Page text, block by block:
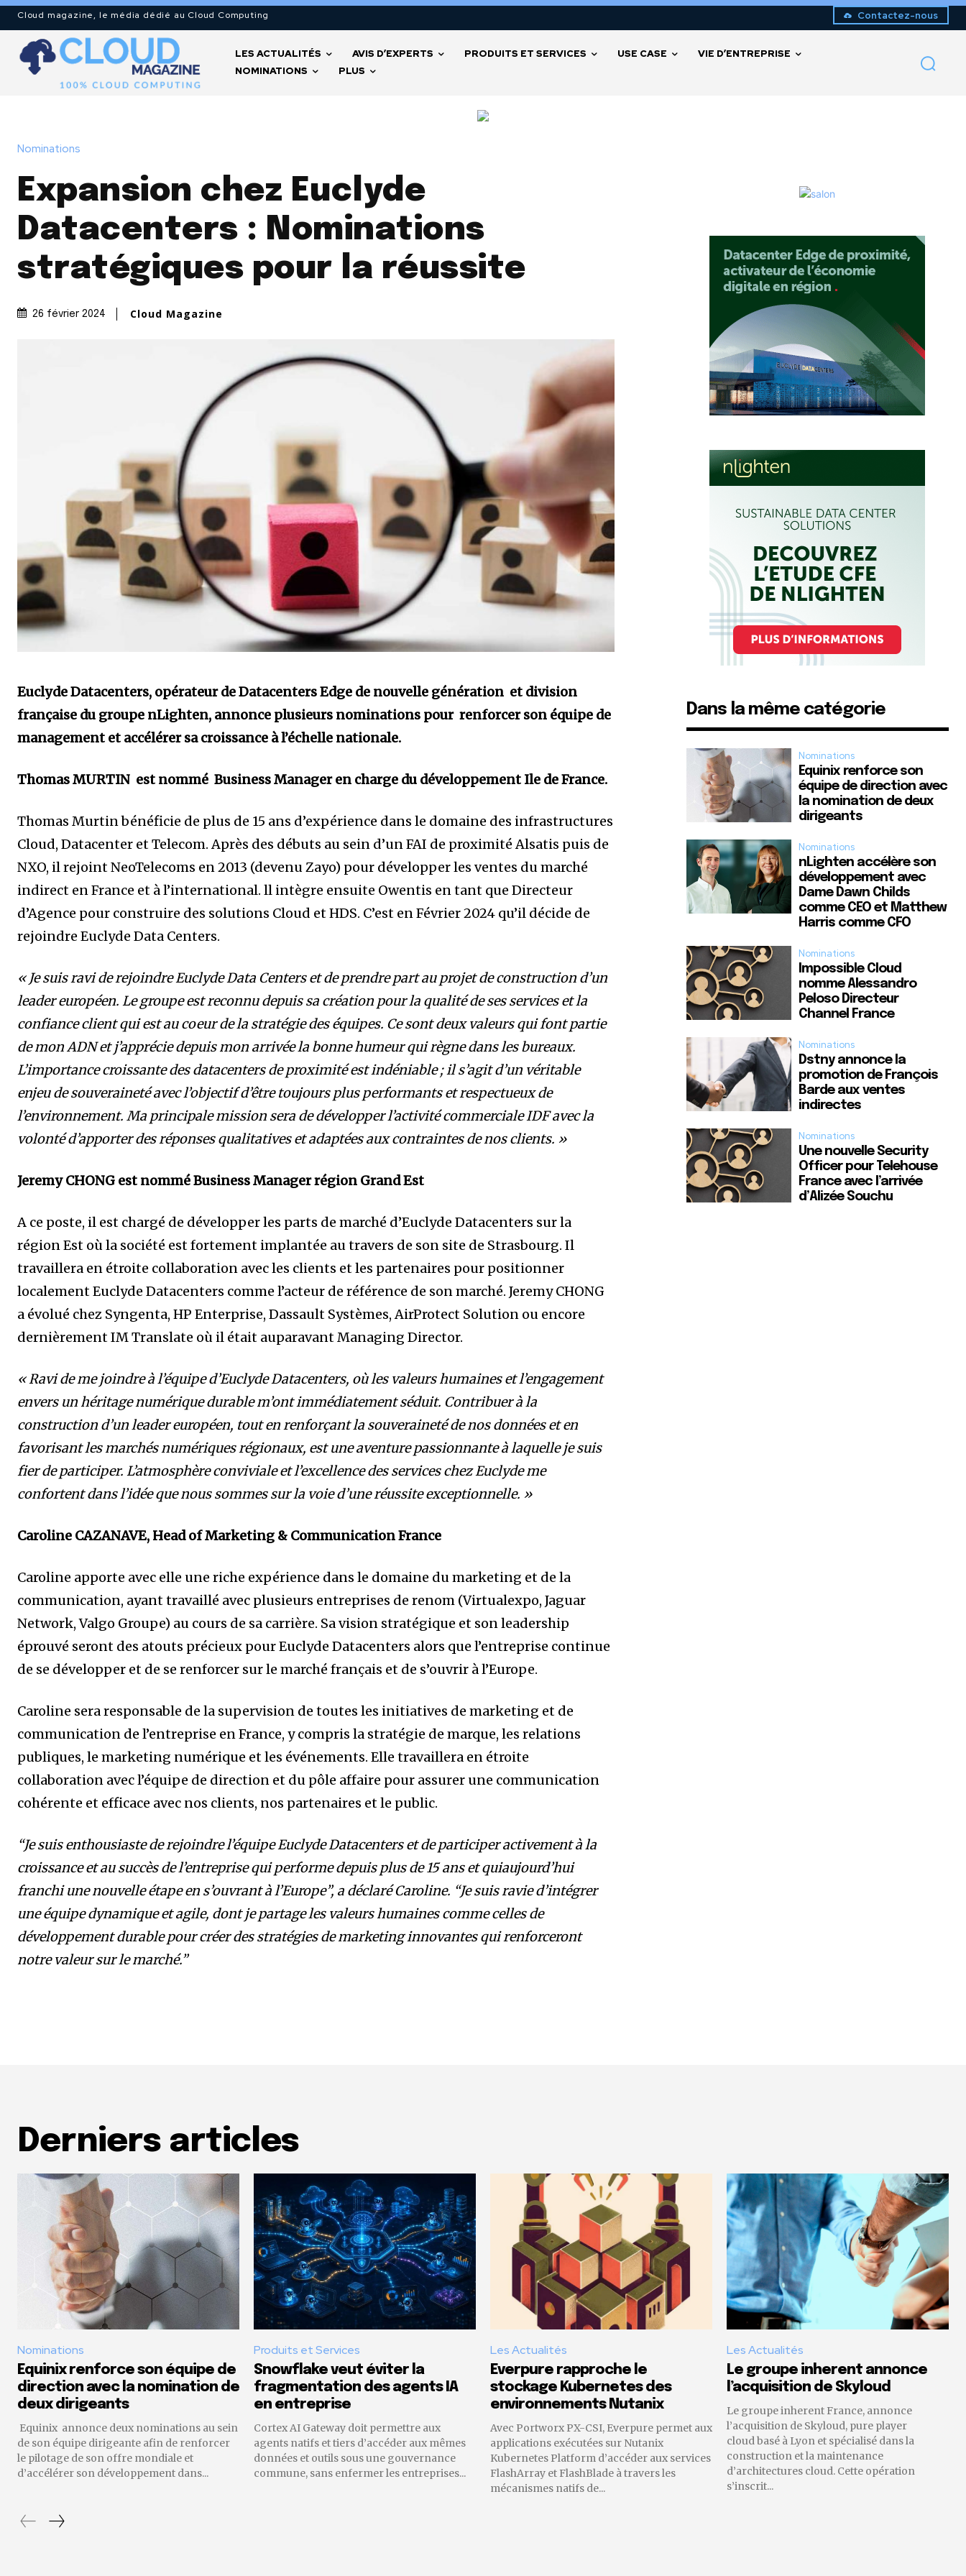
Cloud magazine, le média dédié au Cloud Computing Contactez-nous
LES ACTUALITÉS AVIS D’EXPERTS PRODUITS ET SERVICES USE CASE
VIE D’ENTREPRISE
NOMINATIONS
PLUS
Nominations
Expansion chez Euclyde
Datacenters : Nominations
stratégiques pour la réussite
26 février 2024 Cloud Magazine
Euclyde Datacenters, opérateur de Datacenters Edge de nouvelle génération et division
française du groupe nLighten, annonce plusieurs nominations pour renforcer son équipe de
management et accélérer sa croissance à l’échelle nationale.
Thomas MURTIN est nommé Business Manager en charge du développement Ile de France.
Thomas Murtin bénéficie de plus de 15 ans d’expérience dans le domaine des infrastructures
Cloud, Datacenter et Telecom. Après des débuts au sein d’un FAI de proximité Alsatis puis de
NXO, il rejoint NeoTelecoms en 2013 (devenu Zayo) pour développer les ventes du marché
indirect en France et à l’international. ll intègre ensuite Owentis en tant que Directeur
d’Agence pour construire des solutions Cloud et HDS. C’est en Février 2024 qu’il décide de
rejoindre Euclyde Data Centers.
« Je suis ravi de rejoindre Euclyde Data Centers et de prendre part au projet de construction d’un
leader européen. Le groupe est reconnu depuis sa création pour la qualité de ses services et la
confiance client qui est au coeur de la stratégie des équipes. Ce sont deux valeurs qui font partie
de mon ADN et j’apprécie depuis mon arrivée la bonne humeur qui règne dans les bureaux.
L’importance croissante des datacenters de proximité est indéniable ; il s’agit d’un véritable
enjeu de souveraineté avec l’objectif d’être toujours plus performants et respectueux de
l’environnement. Ma principale mission sera de développer l’activité commerciale IDF avec la
volonté d’apporter des réponses qualitatives et adaptées aux contraintes de nos clients. »
Jeremy CHONG est nommé Business Manager région Grand Est
A ce poste, il est chargé de développer les parts de marché d’Euclyde Datacenters sur la
région Est où la société est fortement implantée au travers de son site de Strasbourg. Il
travaillera en étroite collaboration avec les clients et les partenaires pour positionner
localement Euclyde Datacenters comme l’acteur de référence de son marché. Jeremy CHONG
a évolué chez Syngenta, HP Enterprise, Dassault Systèmes, AirProtect Solution ou encore
dernièrement IM Translate où il était auparavant Managing Director.
« Ravi de me joindre à l’équipe d’Euclyde Datacenters, où les valeurs humaines et l’engagement
envers un héritage numérique durable m’ont immédiatement séduit. Contribuer à la
construction d’un leader européen, tout en renforçant la souveraineté de nos données et en
favorisant les marchés numériques régionaux, est une aventure passionnante à laquelle je suis
fier de participer. L’atmosphère conviviale et l’excellence des services chez Euclyde me
confortent dans l’idée que nous sommes sur la voie d’une réussite exceptionnelle. »
Caroline CAZANAVE, Head of Marketing & Communication France
Caroline apporte avec elle une riche expérience dans le domaine du marketing et de la
communication, ayant travaillé avec plusieurs entreprises de renom (Virtualexpo, Jaguar
Network, Valgo Groupe) au cours de sa carrière. Sa vision stratégique et son leadership
éprouvé seront des atouts précieux pour Euclyde Datacenters alors que l’entreprise continue
de se développer et de se renforcer sur le marché français et de s’ouvrir à l’Europe.
Caroline sera responsable de la supervision de toutes les initiatives de marketing et de
communication de l’entreprise en France, y compris la stratégie de marque, les relations
publiques, le marketing numérique et les événements. Elle travaillera en étroite
collaboration avec l’équipe de direction et du pôle affaire pour assurer une communication
cohérente et efficace avec nos clients, nos partenaires et le public.
“Je suis enthousiaste de rejoindre l’équipe Euclyde Datacenters et de participer activement à la
croissance et au succès de l’entreprise qui performe depuis plus de 15 ans et quiaujourd’hui
franchi une nouvelle étape en s’ouvrant à l’Europe”, a déclaré Caroline. “Je suis ravie d’intégrer
une équipe dynamique et agile, dont je partage les valeurs humaines comme celles de
développement durable pour créer des stratégies de marketing innovantes qui renforceront
notre valeur sur le marché.”
Dans la même catégorie
Nominations
Equinix renforce son
équipe de direction avec
la nomination de deux
dirigeants
Nominations
nLighten accélère son
développement avec
Dame Dawn Childs
comme CEO et Matthew
Harris comme CFO
Nominations
Impossible Cloud
nomme Alessandro
Peloso Directeur
Channel France
Nominations
Dstny annonce la
promotion de François
Barde aux ventes
indirectes
Nominations
Une nouvelle Security
Officer pour Telehouse
France avec l’arrivée
d’Alizée Souchu
Derniers articles
Nominations
Equinix renforce son équipe de
direction avec la nomination de
deux dirigeants
Equinix annonce deux nominations au sein
de son équipe dirigeante afin de renforcer
le pilotage de son offre mondiale et
d’accélérer son développement dans...
Produits et Services
Snowflake veut éviter la
fragmentation des agents IA
en entreprise
Cortex AI Gateway doit permettre aux
agents natifs et tiers d’accéder aux mêmes
données et outils sous une gouvernance
commune, sans enfermer les entreprises...
Les Actualités
Everpure rapproche le
stockage Kubernetes des
environnements Nutanix
Avec Portworx PX-CSI, Everpure permet aux
applications exécutées sur Nutanix
Kubernetes Platform d’accéder aux services
FlashArray et FlashBlade à travers les
mécanismes natifs de...
Les Actualités
Le groupe inherent annonce
l’acquisition de Skyloud
Le groupe inherent France, annonce
l’acquisition de Skyloud, pure player
cloud basé à Lyon et spécialisé dans la
construction et la maintenance
d’architectures cloud. Cette opération
s’inscrit...